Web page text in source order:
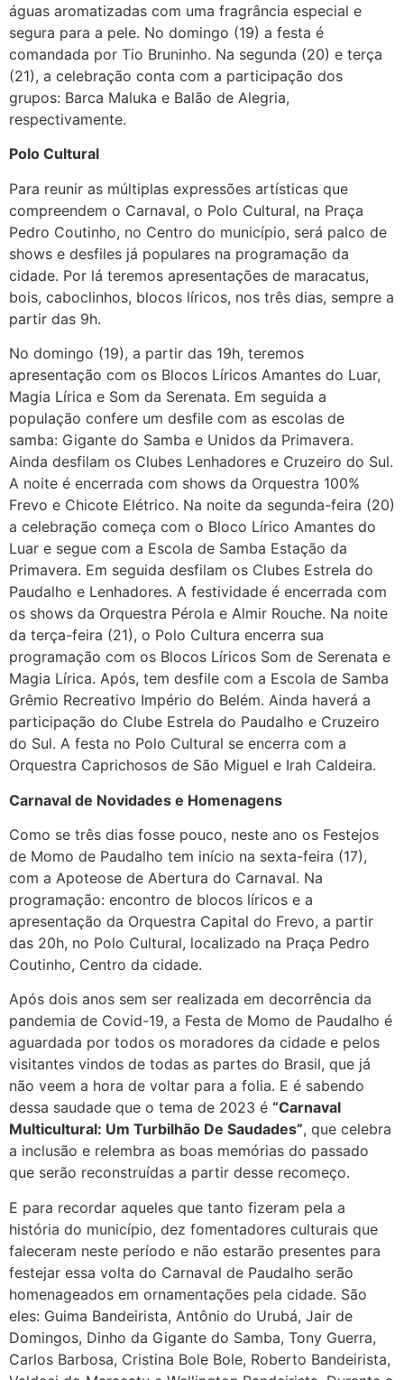
águas aromatizadas com uma fragrância especial e
segura para a pele. No domingo (19) a festa é
comandada por Tio Bruninho. Na segunda (20) e terça
(21), a celebração conta com a participação dos
grupos: Barca Maluka e Balão de Alegria,
respectivamente.
Polo Cultural
Para reunir as múltiplas expressões artísticas que
compreendem o Carnaval, o Polo Cultural, na Praça
Pedro Coutinho, no Centro do município, será palco de
shows e desfiles já populares na programação da
cidade. Por lá teremos apresentações de maracatus,
bois, caboclinhos, blocos líricos, nos três dias, sempre a
partir das 9h.
No domingo (19), a partir das 19h, teremos
apresentação com os Blocos Líricos Amantes do Luar,
Magia Lírica e Som da Serenata. Em seguida a
população confere um desfile com as escolas de
samba: Gigante do Samba e Unidos da Primavera.
Ainda desfilam os Clubes Lenhadores e Cruzeiro do Sul.
A noite é encerrada com shows da Orquestra 100%
Frevo e Chicote Elétrico. Na noite da segunda-feira (20)
a celebração começa com o Bloco Lírico Amantes do
Luar e segue com a Escola de Samba Estação da
Primavera. Em seguida desfilam os Clubes Estrela do
Paudalho e Lenhadores. A festividade é encerrada com
os shows da Orquestra Pérola e Almir Rouche. Na noite
da terça-feira (21), o Polo Cultura encerra sua
programação com os Blocos Líricos Som de Serenata e
Magia Lírica. Após, tem desfile com a Escola de Samba
Grêmio Recreativo Império do Belém. Ainda haverá a
participação do Clube Estrela do Paudalho e Cruzeiro
do Sul. A festa no Polo Cultural se encerra com a
Orquestra Caprichosos de São Miguel e Irah Caldeira.
Carnaval de Novidades e Homenagens
Como se três dias fosse pouco, neste ano os Festejos
de Momo de Paudalho tem início na sexta-feira (17),
com a Apoteose de Abertura do Carnaval. Na
programação: encontro de blocos líricos e a
apresentação da Orquestra Capital do Frevo, a partir
das 20h, no Polo Cultural, localizado na Praça Pedro
Coutinho, Centro da cidade.
Após dois anos sem ser realizada em decorrência da
pandemia de Covid-19, a Festa de Momo de Paudalho é
aguardada por todos os moradores da cidade e pelos
visitantes vindos de todas as partes do Brasil, que já
não veem a hora de voltar para a folia. E é sabendo
dessa saudade que o tema de 2023 é “Carnaval
Multicultural: Um Turbilhão De Saudades”, que celebra
a inclusão e relembra as boas memórias do passado
que serão reconstruídas a partir desse recomeço.
E para recordar aqueles que tanto fizeram pela a
história do município, dez fomentadores culturais que
faleceram neste período e não estarão presentes para
festejar essa volta do Carnaval de Paudalho serão
homenageados em ornamentações pela cidade. São
eles: Guima Bandeirista, Antônio do Urubá, Jair de
Domingos, Dinho da Gigante do Samba, Tony Guerra,
Carlos Barbosa, Cristina Bole Bole, Roberto Bandeirista,